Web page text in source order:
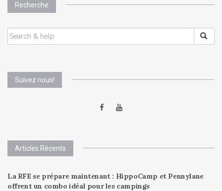
Recherche
SEARCH
FOR:
Suivez nous!
Articles Récents
La RFE se prépare maintenant : HippoCamp et Pennylane
offrent un combo idéal pour les campings